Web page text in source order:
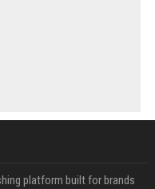
platform built for brands